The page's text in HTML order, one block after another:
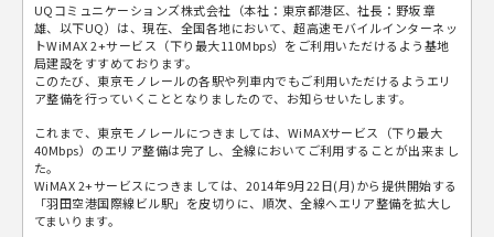
UQコミュニケーションズ株式会社（本社：東京都港区、社長：野坂 章
雄、以下UQ）は、現在、全国各地において、超高速モバイルインターネッ
トWiMAX 2+サービス（下り最大110Mbps）をご利用いただけるよう基地
局建設をすすめております。
このたび、東京モノレールの各駅や列車内でもご利用いただけるようエリ
ア整備を行っていくこととなりましたので、お知らせいたします。
これまで、東京モノレールにつきましては、WiMAXサービス（下り最大
40Mbps）のエリア整備は完了し、全線においてご利用することが出来まし
た。
WiMAX 2+サービスにつきましては、2014年9月22日(月)から提供開始する
「羽田空港国際線ビル駅」を皮切りに、順次、全線へエリア整備を拡大し
てまいります。